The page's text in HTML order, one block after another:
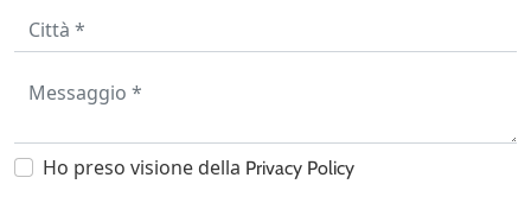
Ho preso visione della Privacy Policy